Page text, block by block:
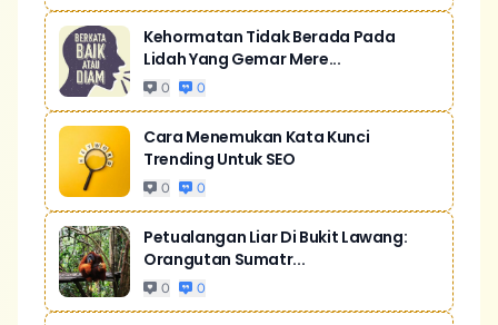
Kehormatan Tidak Berada Pada
Lidah Yang Gemar Mere...
0 0
Cara Menemukan Kata Kunci
Trending Untuk SEO
0 0
Petualangan Liar Di Bukit Lawang:
Orangutan Sumatr...
0 0